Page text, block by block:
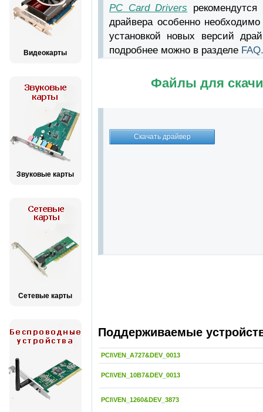
Видеокарты
Звуковые карты
Сетевые карты
PC Card Drivers
драйвера особенно
установкой новых версий
подробнее можно в разделе FAQ.
Файлы для
Поддерживаемые
PCI\VEN_A727&DEV_0013
PCI\VEN_10B7&DEV_0013
PCI\VEN_1260&DEV_3873